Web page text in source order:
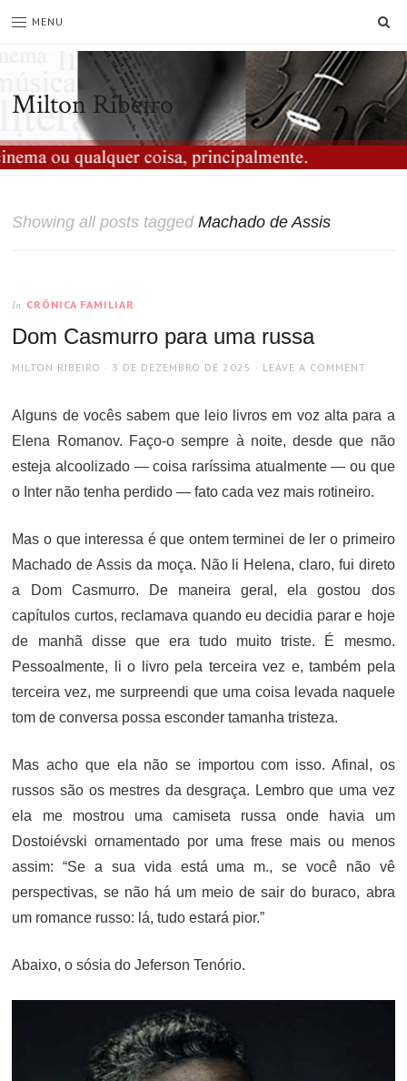
MENU
Milton Ribeiro
Showing all posts taggedMachado de Assis
In CRÔNICA FAMILIAR
Dom Casmurro para uma russa
AUTHOR
MILTON RIBEIRO
POSTED
3 DE DEZEMBRO DE 2025 LEAVE A COMMENT
Alguns de vocês sabem que leio livros em voz alta para a
Elena Romanov. Faço-o sempre à noite, desde que não
esteja alcoolizado — coisa raríssima atualmente — ou que
o Inter não tenha perdido — fato cada vez mais rotineiro.
Mas o que interessa é que ontem terminei de ler o primeiro
Machado de Assis da moça. Não li Helena, claro, fui direto
a Dom Casmurro. De maneira geral, ela gostou dos
capítulos curtos, reclamava quando eu decidia parar e hoje
de manhã disse que era tudo muito triste. É mesmo.
Pessoalmente, li o livro pela terceira vez e, também pela
terceira vez, me surpreendi que uma coisa levada naquele
tom de conversa possa esconder tamanha tristeza.
Mas acho que ela não se importou com isso. Afinal, os
russos são os mestres da desgraça. Lembro que uma vez
ela me mostrou uma camiseta russa onde havia um
Dostoiévski ornamentado por uma frese mais ou menos
assim: “Se a sua vida está uma m., se você não vê
perspectivas, se não há um meio de sair do buraco, abra
um romance russo: lá, tudo estará pior.”
Abaixo, o sósia do Jeferson Tenório.